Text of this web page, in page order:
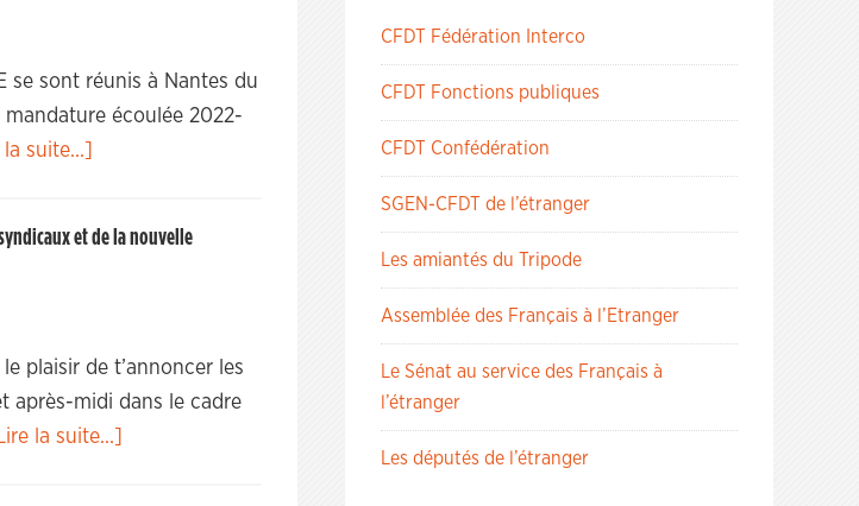
se sont réunis à Nantes du
écoulée 2022-
la suite...]
et de la nouvelle
plaisir de t’annoncer les
après-midi dans le cadre
la suite...]
CFDT Fédération Interco
CFDT Fonctions publiques
CFDT Confédération
SGEN-CFDT de l’étranger
Les amiantés du Tripode
Assemblée des Français à l’Etranger
Le Sénat au service des Français à
l’étranger
Les députés de l’étranger